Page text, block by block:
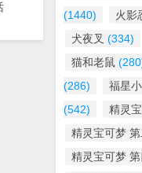
(1440)
火影
犬夜叉 (334)
猫和老鼠
(286)
福星
(542)
精灵
精灵宝可梦
精灵宝可梦